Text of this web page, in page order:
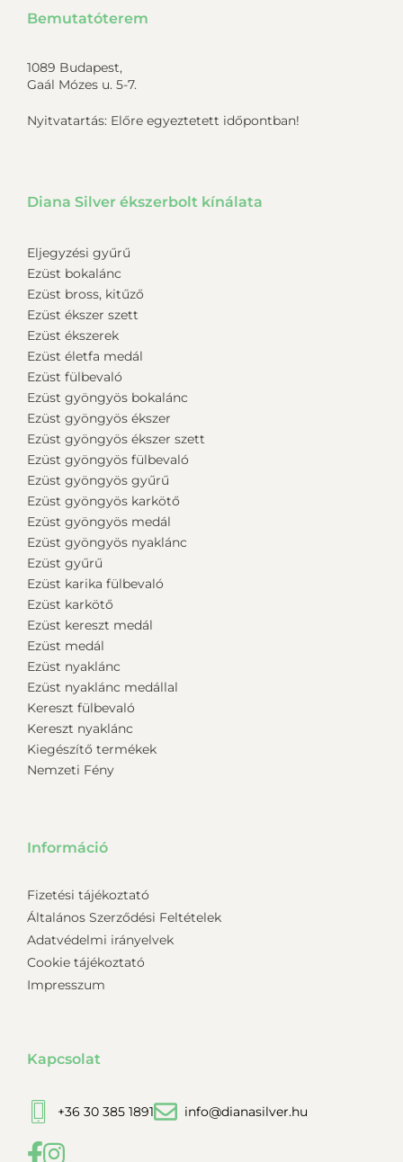
Bemutatóterem
1089 Budapest,
Gaál Mózes u. 5-7.
Nyitvatartás: Előre egyeztetett időpontban!
Diana Silver ékszerbolt kínálata
Eljegyzési gyűrű
Ezüst bokalánc
Ezüst bross, kitűző
Ezüst ékszer szett
Ezüst ékszerek
Ezüst életfa medál
Ezüst fülbevaló
Ezüst gyöngyös bokalánc
Ezüst gyöngyös ékszer
Ezüst gyöngyös ékszer szett
Ezüst gyöngyös fülbevaló
Ezüst gyöngyös gyűrű
Ezüst gyöngyös karkötő
Ezüst gyöngyös medál
Ezüst gyöngyös nyaklánc
Ezüst gyűrű
Ezüst karika fülbevaló
Ezüst karkötő
Ezüst kereszt medál
Ezüst medál
Ezüst nyaklánc
Ezüst nyaklánc medállal
Kereszt fülbevaló
Kereszt nyaklánc
Kiegészítő termékek
Nemzeti Fény
Információ
Fizetési tájékoztató
Általános Szerződési Feltételek
Adatvédelmi irányelvek
Cookie tájékoztató
Impresszum
Kapcsolat
+36 30 385 1891 info@dianasilver.hu